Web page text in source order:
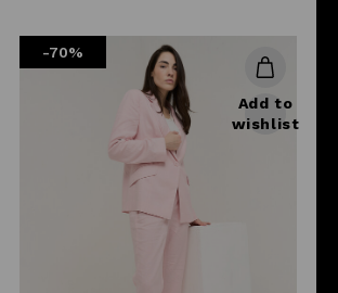
-70%
Add to
wishlist